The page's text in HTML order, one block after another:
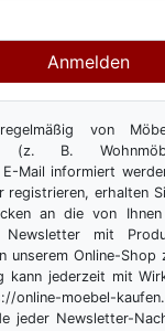
Anmelden
von
(z. B.
Mail informiert
registrieren, erhalten
an die von Ihnen
Newsletter mit
unserem Online-Shop
kann jederzeit mit
moebel-
jeder Newsletter-